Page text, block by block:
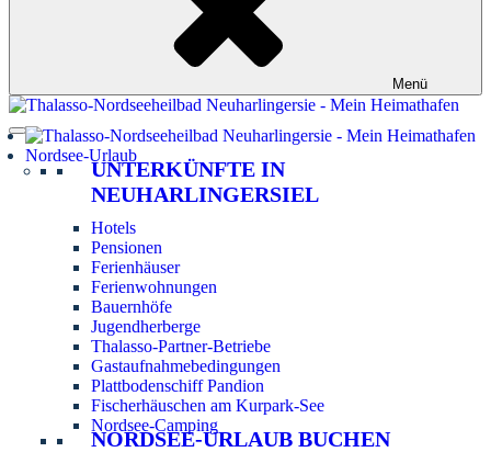
Menü
Nordsee-Urlaub
UNTERKÜNFTE IN
NEUHARLINGERSIEL
Hotels
Pensionen
Ferienhäuser
Ferienwohnungen
Bauernhöfe
Jugendherberge
Thalasso-Partner-Betriebe
Gastaufnahmebedingungen
Plattbodenschiff Pandion
Fischerhäuschen am Kurpark-See
Nordsee-Camping
NORDSEE-URLAUB BUCHEN